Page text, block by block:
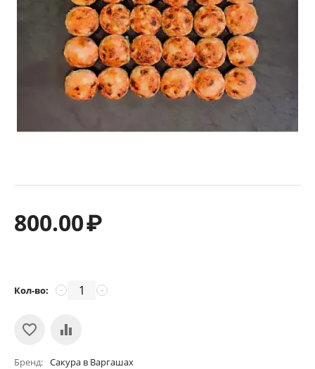
800.00₽
Кол-во: +
−
Бренд Сакура в Варгашах